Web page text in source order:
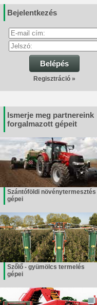
Bejelentkezés
Belépés
Regisztráció »
Ismerje meg partnereink
forgalmazott gépeit
Szántóföldi növénytermesztés
gépei
Szőlő - gyümölcs termelés
gépei